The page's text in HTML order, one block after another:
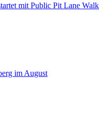
mit Public Pit Lane Walk
im August